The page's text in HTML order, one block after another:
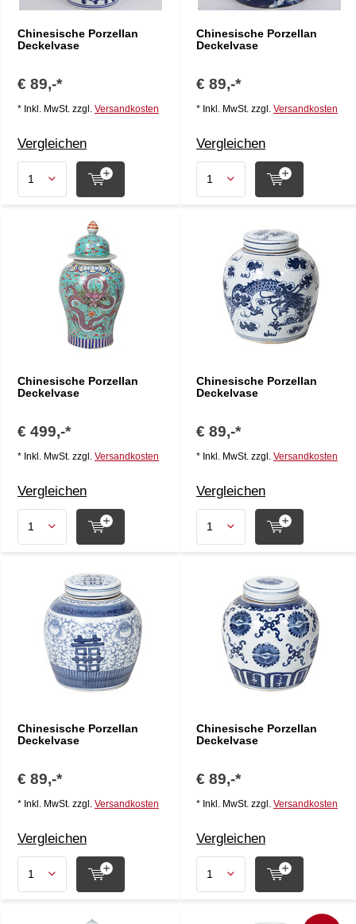
Chinesische Porzellan
Deckelvase
€ 89,-*
* Inkl. MwSt. zzgl. Versandkosten
Vergleichen
Chinesische Porzellan
Deckelvase
€ 89,-*
* Inkl. MwSt. zzgl. Versandkosten
Vergleichen
Chinesische Porzellan
Deckelvase
€ 499,-*
* Inkl. MwSt. zzgl. Versandkosten
Vergleichen
Chinesische Porzellan
Deckelvase
€ 89,-*
* Inkl. MwSt. zzgl. Versandkosten
Vergleichen
Chinesische Porzellan
Deckelvase
€ 89,-*
* Inkl. MwSt. zzgl. Versandkosten
Vergleichen
Chinesische Porzellan
Deckelvase
€ 89,-*
* Inkl. MwSt. zzgl. Versandkosten
Vergleichen